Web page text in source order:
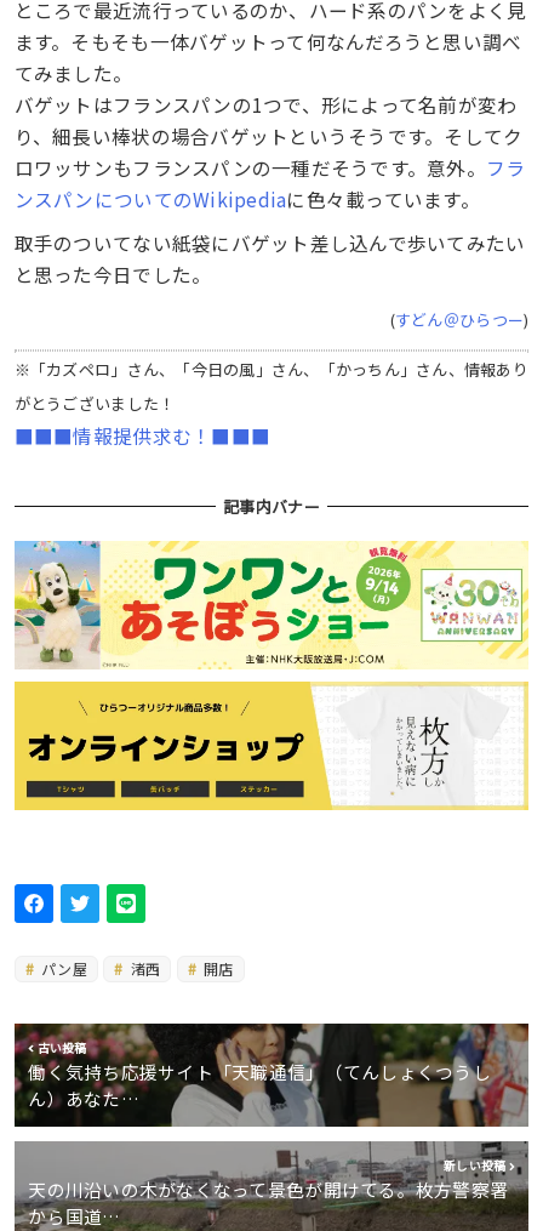
ところで最近流行っているのか、ハード系のパンをよく見
ます。そもそも一体バゲットって何なんだろうと思い調べ
てみました。
バゲットはフランスパンの1つで、形によって名前が変わ
り、細長い棒状の場合バゲットというそうです。そしてク
ロワッサンもフランスパンの一種だそうです。意外。 フラ
ンスパンについてのWikipediaに色々載っています。
取手のついてない紙袋にバゲット差し込んで歩いてみたい
と思った今日でした。
(すどん＠ひらつー)
※「カズペロ」さん、「今日の風」さん、「かっちん」さん、情報あり
がとうございました！
■■■情報提供求む！■■■
記事内バナー
パン屋 渚西 開店
古い投稿
働く気持ち応援サイト「天職通信」（てんしょくつうし
ん）あなた…
新しい投稿
天の川沿いの木がなくなって景色が開けてる。枚方警察署
から国道…